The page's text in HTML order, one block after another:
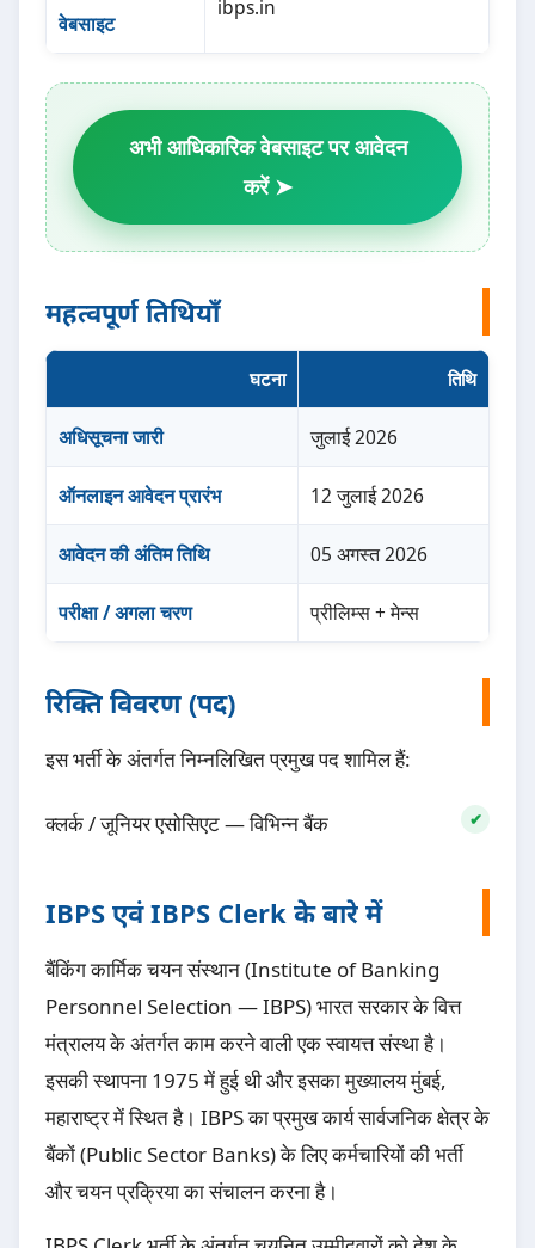
वेबसाइट
ibps.in
अभी आधिकारिक वेबसाइट पर आवेदन
करें ➤
महत्वपूर्ण तिथियाँ
घटना तिथि
अधिसूचना जारी जुलाई 2026
ऑनलाइन आवेदन प्रारंभ 12 जुलाई 2026
आवेदन की अंतिम तिथि 05 अगस्त 2026
परीक्षा / अगला चरण प्रीलिम्स + मेन्स
रिक्ति विवरण (पद)
इस भर्ती के अंतर्गत निम्नलिखित प्रमुख पद शामिल हैं:
क्लर्क / जूनियर एसोसिएट — विभिन्न बैंक
IBPS एवं IBPS Clerk के बारे में
बैंकिंग कार्मिक चयन संस्थान (Institute of Banking
Personnel Selection — IBPS) भारत सरकार के वित्त
मंत्रालय के अंतर्गत काम करने वाली एक स्वायत्त संस्था है।
इसकी स्थापना 1975 में हुई थी और इसका मुख्यालय मुंबई,
महाराष्ट्र में स्थित है। IBPS का प्रमुख कार्य सार्वजनिक क्षेत्र के
बैंकों (Public Sector Banks) के लिए कर्मचारियों की भर्ती
और चयन प्रक्रिया का संचालन करना है।